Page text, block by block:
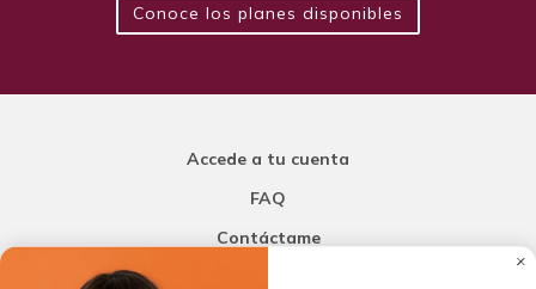
Conoce los planes disponibles
Accede a tu cuenta
FAQ
Contáctame